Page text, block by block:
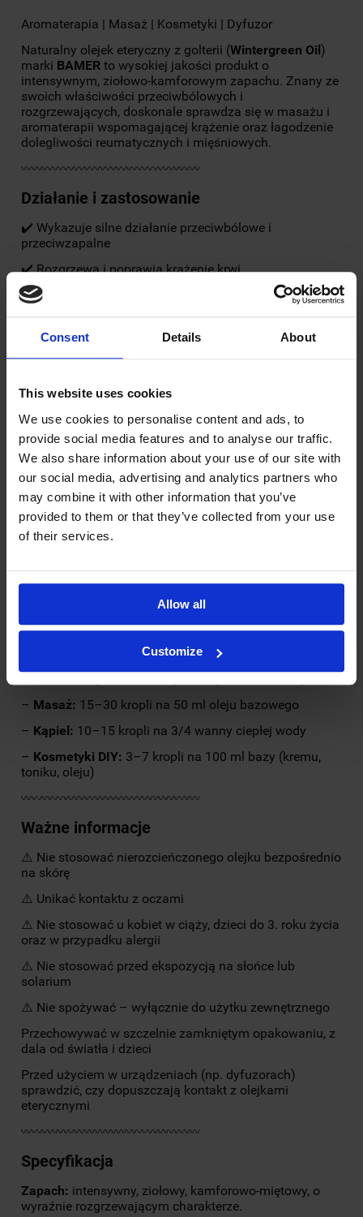
Consent Details About
This website uses cookies
We use cookies to personalise content and ads, to
provide social media features and to analyse our traffic.
We also share information about your use of our site with
our social media, advertising and analytics partners who
may combine it with other information that you’ve
provided to them or that they’ve collected from your use
of their services.
Allow all
Customize
Aromaterapia | Masaż | Kosmetyki | Dyfuzor
Naturalny olejek eteryczny z golterii (Wintergreen Oil)
marki BAMER to wysokiej jakości produkt o
intensywnym, ziołowo-kamforowym zapachu. Znany ze
swoich właściwości przeciwbólowych i
rozgrzewających, doskonale sprawdza się w masażu i
aromaterapii wspomagającej krążenie oraz łagodzenie
dolegliwości reumatycznych i mięśniowych.
〰〰〰〰〰〰〰〰〰〰〰〰〰〰〰〰〰
Działanie i zastosowanie
✔️ Wykazuje silne działanie przeciwbólowe i
przeciwzapalne
✔️ Rozgrzewa i poprawia krążenie krwi
✔️ Wspiera leczenie dolegliwości reumatycznych i
✔️ Działa moczopędnie i odtruwająco
✔️ Pomaga w regeneracji po wysiłku fizycznym
〰〰〰〰〰〰〰〰〰〰〰〰〰〰〰〰〰
Charakterystyka olejku golteriowego
Gaultheria Procumbens Oil
– pozyskiwany z liści golterii rozesłanej
– intensywny zapach z wyraźną nutą kamfory i mięty
– często stosowany w maściach i żelach
przeciwbólowych
– zawiera naturalny salicylan metylu
– Masaż: 15–30 kropli na 50 ml oleju bazowego
– Kąpiel: 10–15 kropli na 3/4 wanny ciepłej wody
– Kosmetyki DIY: 3–7 kropli na 100 ml bazy (kremu,
toniku, oleju)
〰〰〰〰〰〰〰〰〰〰〰〰〰〰〰〰〰
Ważne informacje
⚠️ Nie stosować nierozcieńczonego olejku bezpośrednio
na skórę
⚠️ Unikać kontaktu z oczami
⚠️ Nie stosować u kobiet w ciąży, dzieci do 3. roku życia
oraz w przypadku alergii
⚠️ Nie stosować przed ekspozycją na słońce lub
solarium
⚠️ Nie spożywać – wyłącznie do użytku zewnętrznego
Przechowywać w szczelnie zamkniętym opakowaniu, z
dala od światła i dzieci
Przed użyciem w urządzeniach (np. dyfuzorach)
sprawdzić, czy dopuszczają kontakt z olejkami
eterycznymi
〰〰〰〰〰〰〰〰〰〰〰〰〰〰〰〰〰
Specyfikacja
Zapach: intensywny, ziołowy, kamforowo-miętowy, o
wyraźnie rozgrzewającym charakterze.